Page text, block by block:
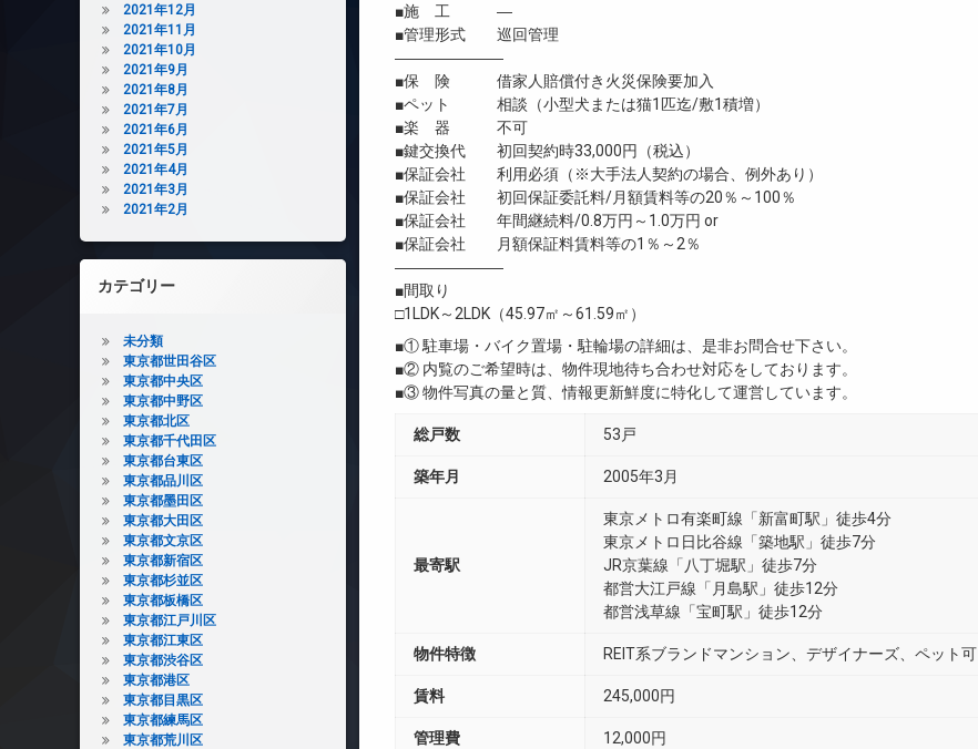
■施 工 ―
■管理形式 巡回管理
―――――――
■保 険 借家人賠償付き火災保険要加入
■ペット 相談（小型犬または猫1匹迄/敷1積増）
■楽 器 不可
■鍵交換代 初回契約時33,000円（税込）
■保証会社 利用必須（※大手法人契約の場合、例外あり）
■保証会社 初回保証委託料/月額賃料等の20％～100％
■保証会社 年間継続料/0.8万円～1.0万円 or
■保証会社 月額保証料賃料等の1％～2％
―――――――
■間取り
□1LDK～2LDK（45.97㎡～61.59㎡）
■① 駐車場・バイク置場・駐輪場の詳細は、是非お問合せ下さい。
■② 内覧のご希望時は、物件現地待ち合わせ対応をしております。
■③ 物件写真の量と質、情報更新鮮度に特化して運営しています。
総戸数 53戸
築年月 2005年3月
最寄駅
東京メトロ有楽町線「新富町駅」徒歩4分
東京メトロ日比谷線「築地駅」徒歩7分
JR京葉線「八丁堀駅」徒歩7分
都営大江戸線「月島駅」徒歩12分
都営浅草線「宝町駅」徒歩12分
物件特徴 REIT系ブランドマンション、デザイナーズ、ペット可
賃料 245,000円
管理費 12,000円
2021年12月
2021年11月
2021年10月
2021年9月
2021年8月
2021年7月
2021年6月
2021年5月
2021年4月
2021年3月
2021年2月
カテゴリー
未分類
東京都世田谷区
東京都中央区
東京都中野区
東京都北区
東京都千代田区
東京都台東区
東京都品川区
東京都墨田区
東京都大田区
東京都文京区
東京都新宿区
東京都杉並区
東京都板橋区
東京都江戸川区
東京都江東区
東京都渋谷区
東京都港区
東京都目黒区
東京都練馬区
東京都荒川区